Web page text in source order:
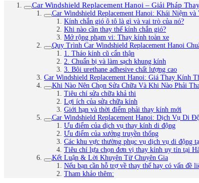
Car Windshield Replacement Hanoi – Giải Pháp
Car Windshield Replacement Hanoi: Khái Niệm
Kính chắn gió ô tô là gì và vai trò của nó?
Khi nào cần thay thế kính chắn gió?
Mở rộng phạm vi: Thay kính toàn xe
Quy Trình Car Windshield Replacement Hanoi
1. Tháo kính cũ cẩn thận
2. Chuẩn bị và làm sạch khung kính
3. Bôi urethane adhesive chất lượng cao
Car Windshield Replacement Hanoi: Giá Thay Kính
Khi Nào Nên Chọn Sửa Chữa Và Khi Nào Phải
Tiêu chí sửa chữa khả thi
Lợi ích của sửa chữa kính
Giới hạn và thời điểm phải thay kính mới
Car Windshield Replacement Hanoi: Dịch Vụ Di
Ưu điểm của dịch vụ thay kính di động
Ưu điểm của xưởng truyền thống
Các khu vực thường phục vụ dịch vụ di động
Tiêu chí lựa chọn đơn vị thay kính uy tín tại
Kết Luận & Lời Khuyên Từ Chuyên Gia
Nếu bạn cần hỗ trợ về thay thế hay có vấn đề
Tham khảo thêm: